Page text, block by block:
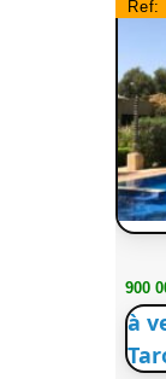
Ref:
900
à